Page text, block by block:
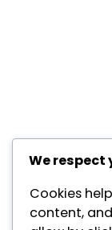
We respect
Cookies
content,